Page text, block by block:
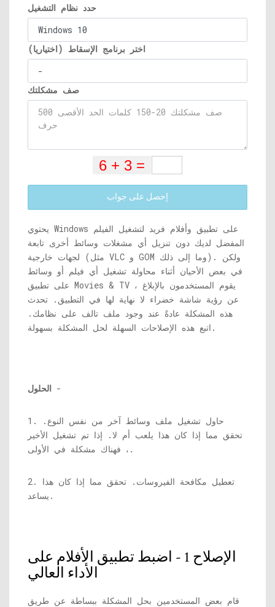
حدد نظام التشغيل
اختر برنامج الإسقاط (اختياريا)
صف مشكلتك
إحصل على جواب
يحتوي Windows على تطبيق وأفلام فريد لتشغيل الفيلم
المفضل لديك دون تنزيل أي مشغلات وسائط أخرى تابعة
لجهات خارجية (مثل VLC و GOM وما إلى ذلك). ولكن
في بعض الأحيان أثناء محاولة تشغيل أي فيلم أو وسائط
على تطبيق Movies & TV ، يقوم المستخدمون بالإبلاغ
عن رؤية شاشة خضراء لا نهاية لها في التطبيق. تحدث
هذه المشكلة عادةً عند وجود ملف تالف على نظامك.
اتبع هذه الإصلاحات السهلة لحل المشكلة بسهولة.
الحلول -
1. حاول تشغيل ملف وسائط آخر من نفس النوع.
تحقق مما إذا كان هذا يلعب أم لا. إذا تم تشغيل الأخير
، فهناك مشكلة في الأولى.
2. تعطيل مكافحة الفيروسات. تحقق مما إذا كان هذا
يساعد.
الإصلاح 1 - اضبط تطبيق الأفلام على
الأداء العالي
قام بعض المستخدمين بحل المشكلة ببساطة عن طريق